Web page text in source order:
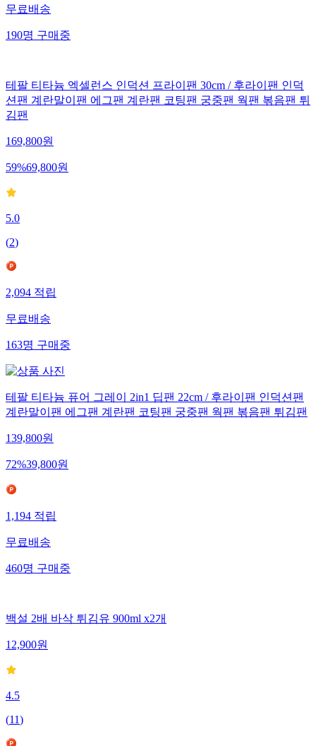
무료배송
190명구매중
테팔 티타늄 엑셀런스 인덕션 프라이팬 30cm / 후라이팬 인덕
션팬 계란말이팬 에그팬 계란팬 코팅팬 궁중팬 웍팬 볶음팬 튀
김팬
169,800원
59%69,800원
5.0
(2)
2,094적립
무료배송
163명구매중
테팔 티타늄 퓨어 그레이 2in1 딥팬 22cm / 후라이팬 인덕션팬
계란말이팬 에그팬 계란팬 코팅팬 궁중팬 웍팬 볶음팬 튀김팬
139,800원
72%39,800원
1,194적립
무료배송
460명구매중
백설 2배 바삭 튀김유 900ml x2개
12,900원
4.5
(11)